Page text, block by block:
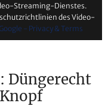
Streaming-Dienstes.
des Video-
- Privacy & Terms
Düngerecht